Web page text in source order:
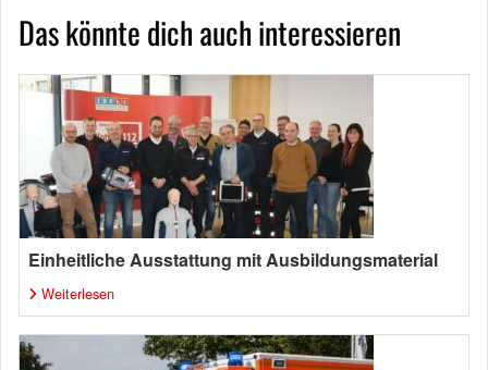
Das könnte dich auch interessieren
Einheitliche Ausstattung mit Ausbildungsmaterial
Weiterlesen